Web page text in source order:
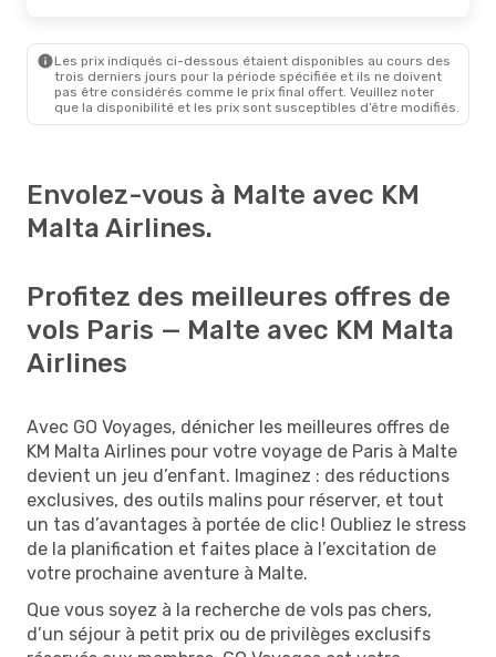
Les prix indiqués ci-dessous étaient disponibles au cours des
trois derniers jours pour la période spécifiée et ils ne doivent
pas être considérés comme le prix final offert. Veuillez noter
que la disponibilité et les prix sont susceptibles d’être modifiés.
Envolez-vous à Malte avec KM
Malta Airlines.
Profitez des meilleures offres de
vols Paris — Malte avec KM Malta
Airlines
Avec GO Voyages, dénicher les meilleures offres de
KM Malta Airlines pour votre voyage de Paris à Malte
devient un jeu d’enfant. Imaginez : des réductions
exclusives, des outils malins pour réserver, et tout
un tas d’avantages à portée de clic ! Oubliez le stress
de la planification et faites place à l’excitation de
votre prochaine aventure à Malte.
Que vous soyez à la recherche de vols pas chers,
d’un séjour à petit prix ou de privilèges exclusifs